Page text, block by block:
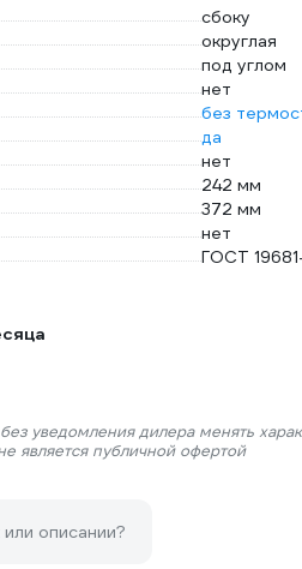
сбоку
округлая
под углом
нет
без
да
нет
242 мм
372 мм
нет
ГОСТ
уведомления дилера менять
является публичной офертой
описании?